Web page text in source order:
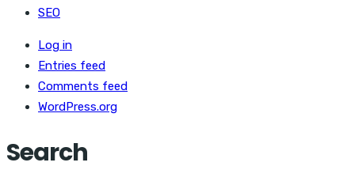
SEO
Log in
Entries feed
Comments feed
WordPress.org
Search